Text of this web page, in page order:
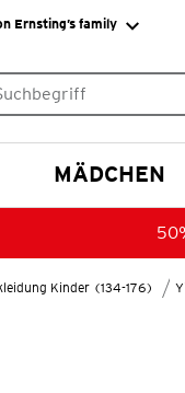
Ernsting’s family
MÄDCHEN
Kinder (134-176)